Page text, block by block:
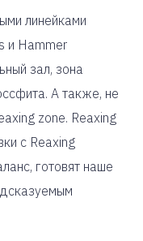
линейками
и Hammer
зал, зона
А также, не
zone. Reaxing
с Reaxing
готовят наше